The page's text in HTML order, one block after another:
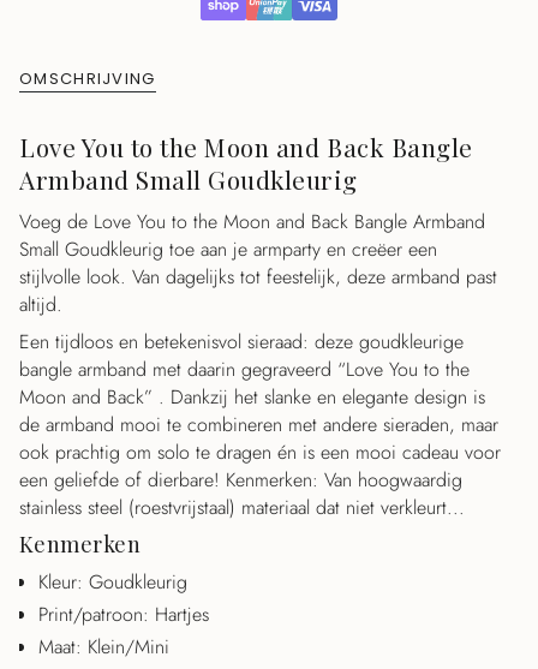
{{
}}",
"minimum_of"=>"Minimaal
quantity
}}",
"maximum_of"=>"Maximaal
{{
quantity
}}"}
OMSCHRIJVING
Love You to the Moon and Back Bangle
Armband Small Goudkleurig
Voeg de Love You to the Moon and Back Bangle Armband
Small Goudkleurig toe aan je armparty en creëer een
stijlvolle look. Van dagelijks tot feestelijk, deze armband past
altijd.
Een tijdloos en betekenisvol sieraad: deze goudkleurige
bangle armband met daarin gegraveerd “Love You to the
Moon and Back” . Dankzij het slanke en elegante design is
de armband mooi te combineren met andere sieraden, maar
ook prachtig om solo te dragen én is een mooi cadeau voor
een geliefde of dierbare! Kenmerken: Van hoogwaardig
stainless steel (roestvrijstaal) materiaal dat niet verkleurt...
Kenmerken
Kleur: Goudkleurig
Print/patroon: Hartjes
Maat: Klein/Mini